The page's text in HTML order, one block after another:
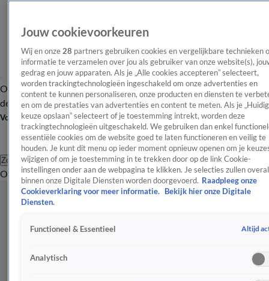
OverzichtAfleveringen Entertainment TV Algemeen
Tip
de redactieNieuwsbrief
Volg Shownieuws
Zoeken
OverzichtEntertainmentSpraakmakendRealityCrimeVideo's
Jouw cookievoorkeuren
Wij en onze 28 partners gebruiken cookies en vergelijkbare technieken
informatie te verzamelen over jou als gebruiker van onze website(s),
gedrag en jouw apparaten. Als je „Alle cookies accepteren” selecteert,
worden trackingtechnologieën ingeschakeld om onze advertenties en
content te kunnen personaliseren, onze producten en diensten te
en om de prestaties van advertenties en content te meten. Als je
keuze opslaan” selecteert of je toestemming intrekt, worden deze
trackingtechnologieën uitgeschakeld. We gebruiken dan enkel
essentiële cookies om de website goed te laten functioneren en veilig te
houden. Je kunt dit menu op ieder moment opnieuw openen om je
wijzigen of om je toestemming in te trekken door op de link Cookie-
instellingen onder aan de webpagina te klikken. Je selecties zullen overal
binnen onze Digitale Diensten worden doorgevoerd. Raadpleeg onze
Cookieverklaring voor meer informatie.
Bekijk hier onze Digitale
Diensten.
Functioneel & Essentieel Altijd
Analytisch